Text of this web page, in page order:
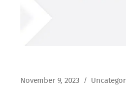
November 9, 2023